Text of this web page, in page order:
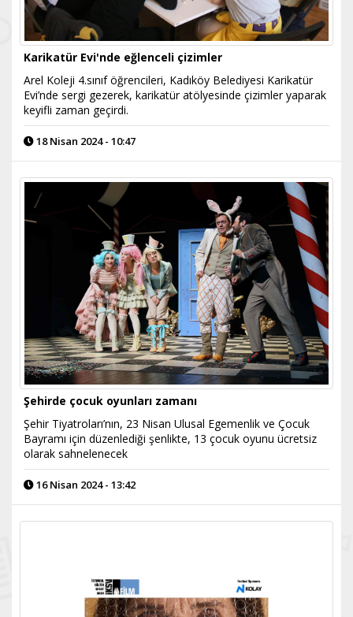
Karikatür Evi'nde eğlenceli çizimler
Arel Koleji 4.sınıf öğrencileri, Kadıköy Belediyesi Karikatür
Evi’nde sergi gezerek, karikatür atölyesinde çizimler yaparak
keyifli zaman geçirdi.
18 Nisan 2024 - 10:47
Şehirde çocuk oyunları zamanı
​Şehir Tiyatroları’nın, 23 Nisan Ulusal Egemenlik ve Çocuk
Bayramı için düzenlediği şenlikte, 13 çocuk oyunu ücretsiz
olarak sahnelenecek
16 Nisan 2024 - 13:42